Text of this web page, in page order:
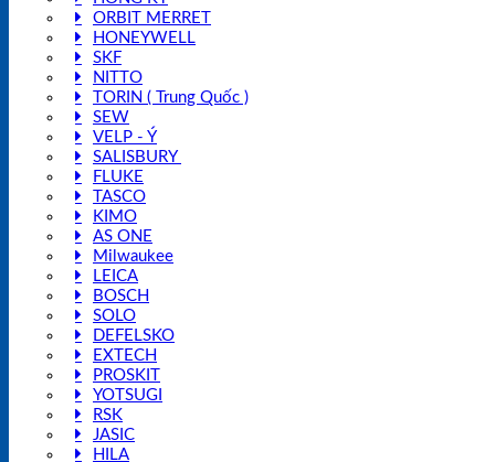
ORBIT MERRET
HONEYWELL
SKF
NITTO
TORIN ( Trung Quốc )
SEW
VELP - Ý
SALISBURY
FLUKE
TASCO
KIMO
AS ONE
Milwaukee
LEICA
BOSCH
SOLO
DEFELSKO
EXTECH
PROSKIT
YOTSUGI
RSK
JASIC
HILA